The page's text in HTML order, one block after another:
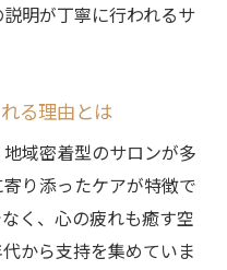
忙しい女性に選ばれ
ッドスパ集中ケア法
スパ集中ケアの秘訣
きる集中ケアの方法
明が丁寧に行われるサ
る理由とは
域密着型のサロンが多
り添ったケアが特徴で
く、心の疲れも癒す空
から支持を集めていま